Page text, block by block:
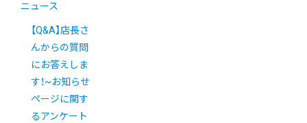
ニュース
【Q&A】店長さ
んからの質問
にお答えしま
す！~お知らせ
ページに関す
るアンケート